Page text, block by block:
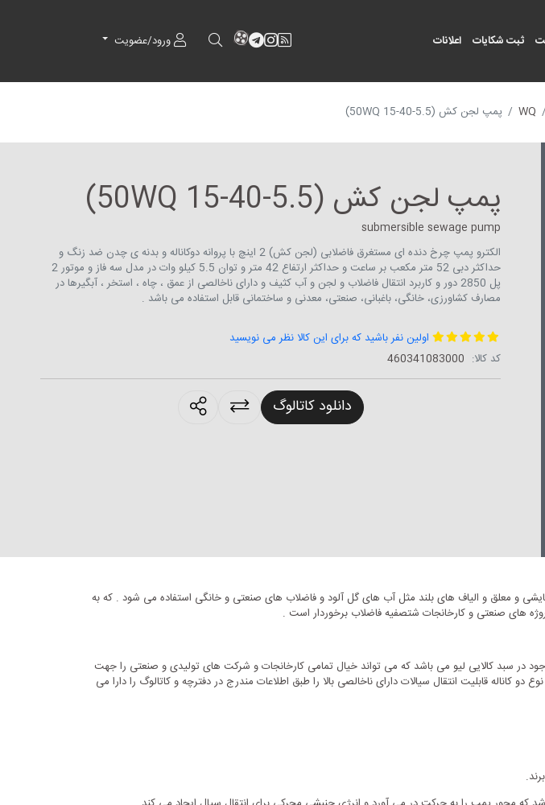
ثبت شکایات اعلانات RSS
کانال آپارات
کانال تلگرام
کانال آپارات ورود/عضویت
WQ پمپ لجن کش (50WQ 15-40-5.5)
پمپ لجن کش (50WQ 15-40-5.5)
submersible sewage pump
الکترو پمپ چرخ دنده ای مستغرق فاضلابی (لجن کش) 2 اینچ با پروانه دوکاناله و بدنه ی چدن ضد زنگ و
حداکثر دبی 52 متر مکعب بر ساعت و حداکثر ارتفاع 42 متر و توان 5.5 کیلو وات در مدل سه فاز و موتور 2
پل 2850 دور و کاربرد انتقال فاضلاب و لجن و آب کثیف و دارای ناخالصی از عمق ، چاه ، استخر ، آبگیرها در
مصارف کشاورزی، خانگی، باغبانی، صنعتی، معدنی و ساختمانی قابل استفاده می باشد .
اولین نفر باشید که برای این کالا نظر می نویسید
کد کالا: 460341083000
دانلود کاتالوگ products.sharing
و معلق و الیاف های بلند مثل آب های گل آلود و فاضلاب های صنعتی و خانگی استفاده می شود . که به
در سبد کالایی لیو می باشد که می تواند خیال تمامی کارخانجات و شرکت های تولیدی و صنعتی را جهت
قابلیت انتقال سیالات دارای ناخالصی بالا را طبق اطلاعات مندرج در دفترچه و کاتالوگ را دارا می